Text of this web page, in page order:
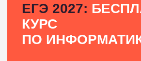
ЕГЭ 2027:
КУРС
ПО